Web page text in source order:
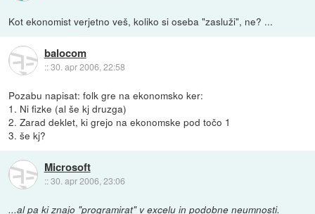
Kot ekonomist verjetno veš, koliko si oseba "zasluži", ne? ...
balocom
::30. apr 2006, 22:58
Pozabu napisat: folk gre na ekonomsko ker:
1. Ni fizke (al še kj druzga)
2. Zarad deklet, ki grejo na ekonomske pod točo 1
3. še kj?
Microsoft
::30. apr 2006, 23:06
...al pa ki znajo "programirat" v excelu in podobne neumnosti.